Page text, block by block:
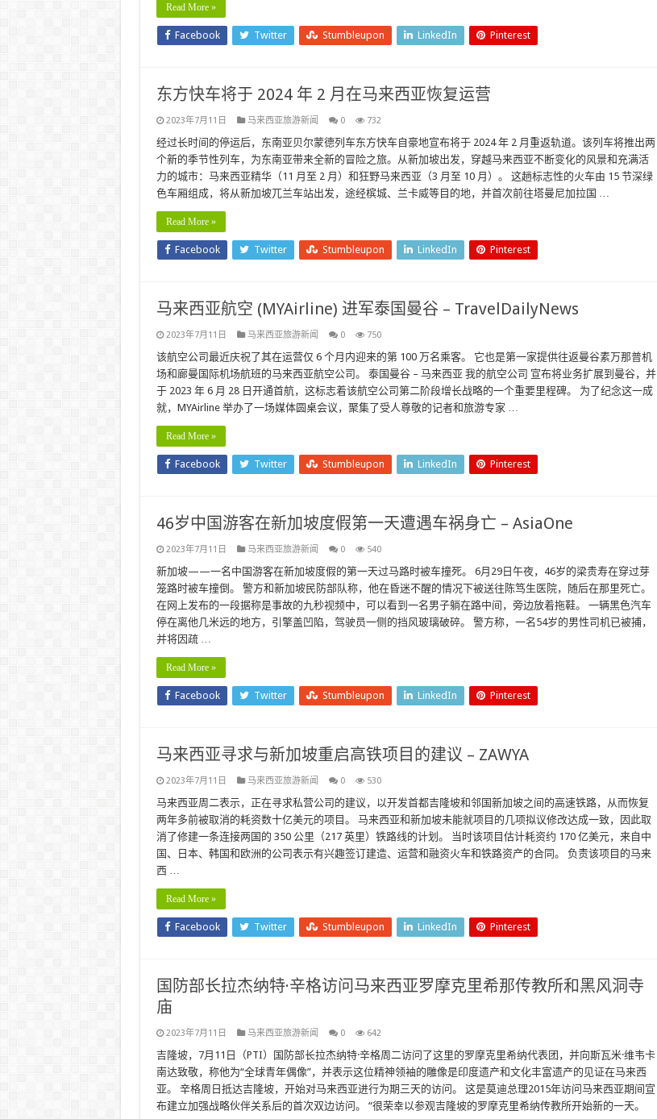
Read More »
Facebook Twitter Stumbleupon LinkedIn Pinterest
东方快车将于 2024 年 2 月在马来西亚恢复运营
2023年7月11日 马来西亚旅游新闻 0 732
经过长时间的停运后，东南亚贝尔蒙德列车东方快车自豪地宣布将于 2024 年 2 月重返轨道。该列车将推出两
个新的季节性列车，为东南亚带来全新的冒险之旅。从新加坡出发，穿越马来西亚不断变化的风景和充满活
力的城市：马来西亚精华（11 月至 2 月）和狂野马来西亚（3 月至 10 月）。 这趟标志性的火车由 15 节深绿
色车厢组成，将从新加坡兀兰车站出发，途经槟城、兰卡威等目的地，并首次前往塔曼尼加拉国 …
Read More »
Facebook Twitter Stumbleupon LinkedIn Pinterest
马来西亚航空 (MYAirline) 进军泰国曼谷 – TravelDailyNews
2023年7月11日 马来西亚旅游新闻 0 750
该航空公司最近庆祝了其在运营仅 6 个月内迎来的第 100 万名乘客。 它也是第一家提供往返曼谷素万那普机
场和廊曼国际机场航班的马来西亚航空公司。 泰国曼谷 – 马来西亚 我的航空公司 宣布将业务扩展到曼谷，并
于 2023 年 6 月 28 日开通首航，这标志着该航空公司第二阶段增长战略的一个重要里程碑。 为了纪念这一成
就，MYAirline 举办了一场媒体圆桌会议，聚集了受人尊敬的记者和旅游专家 …
Read More »
Facebook Twitter Stumbleupon LinkedIn Pinterest
46岁中国游客在新加坡度假第一天遭遇车祸身亡 – AsiaOne
2023年7月11日 马来西亚旅游新闻 0 540
新加坡——一名中国游客在新加坡度假的第一天过马路时被车撞死。 6月29日午夜，46岁的梁贵寿在穿过芽
笼路时被车撞倒。 警方和新加坡民防部队称，他在昏迷不醒的情况下被送往陈笃生医院，随后在那里死亡。
在网上发布的一段据称是事故的九秒视频中，可以看到一名男子躺在路中间，旁边放着拖鞋。 一辆黑色汽车
停在离他几米远的地方，引擎盖凹陷，驾驶员一侧的挡风玻璃破碎。 警方称，一名54岁的男性司机已被捕，
并将因疏 …
Read More »
Facebook Twitter Stumbleupon LinkedIn Pinterest
马来西亚寻求与新加坡重启高铁项目的建议 – ZAWYA
2023年7月11日 马来西亚旅游新闻 0 530
马来西亚周二表示，正在寻求私营公司的建议，以开发首都吉隆坡和邻国新加坡之间的高速铁路，从而恢复
两年多前被取消的耗资数十亿美元的项目。 马来西亚和新加坡未能就项目的几项拟议修改达成一致，因此取
消了修建一条连接两国的 350 公里（217 英里）铁路线的计划。 当时该项目估计耗资约 170 亿美元，来自中
国、日本、韩国和欧洲的公司表示有兴趣签订建造、运营和融资火车和铁路资产的合同。 负责该项目的马来
西 …
Read More »
Facebook Twitter Stumbleupon LinkedIn Pinterest
国防部长拉杰纳特·辛格访问马来西亚罗摩克里希那传教所和黑风洞寺
庙
2023年7月11日 马来西亚旅游新闻 0 642
吉隆坡，7月11日（PTI）国防部长拉杰纳特·辛格周二访问了这里的罗摩克里希纳代表团，并向斯瓦米·维韦卡
南达致敬，称他为“全球青年偶像”，并表示这位精神领袖的雕像是印度遗产和文化丰富遗产的见证在马来西
亚。 辛格周日抵达吉隆坡，开始对马来西亚进行为期三天的访问。 这是莫迪总理2015年访问马来西亚期间宣
布建立加强战略伙伴关系后的首次双边访问。 “很荣幸以参观吉隆坡的罗摩克里希纳传教所开始新的一天。